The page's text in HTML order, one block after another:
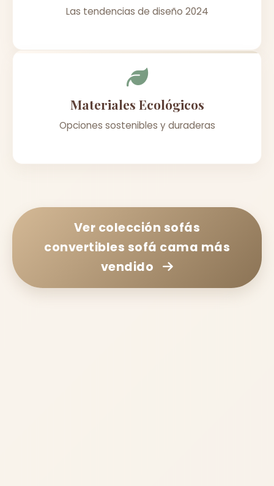
Las tendencias de diseño 2024
Materiales Ecológicos
Opciones sostenibles y duraderas
Ver colección sofás
convertibles sofá cama más
vendido